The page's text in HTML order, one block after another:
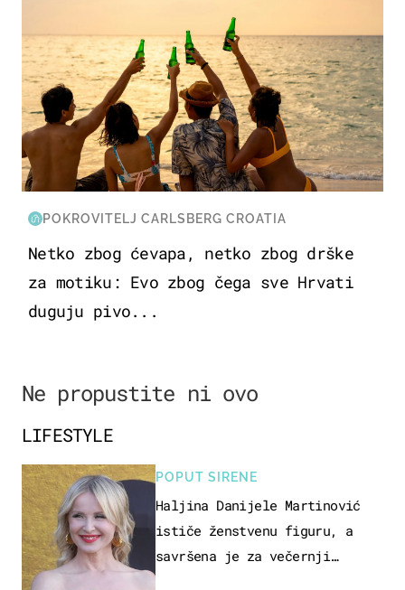
POKROVITELJ CARLSBERG CROATIA
Netko zbog ćevapa, netko zbog drške
za motiku: Evo zbog čega sve Hrvati
duguju pivo...
Ne propustite ni ovo
LIFESTYLE
POPUT SIRENE
Haljina Danijele Martinović
ističe ženstvenu figuru, a
savršena je za večernji